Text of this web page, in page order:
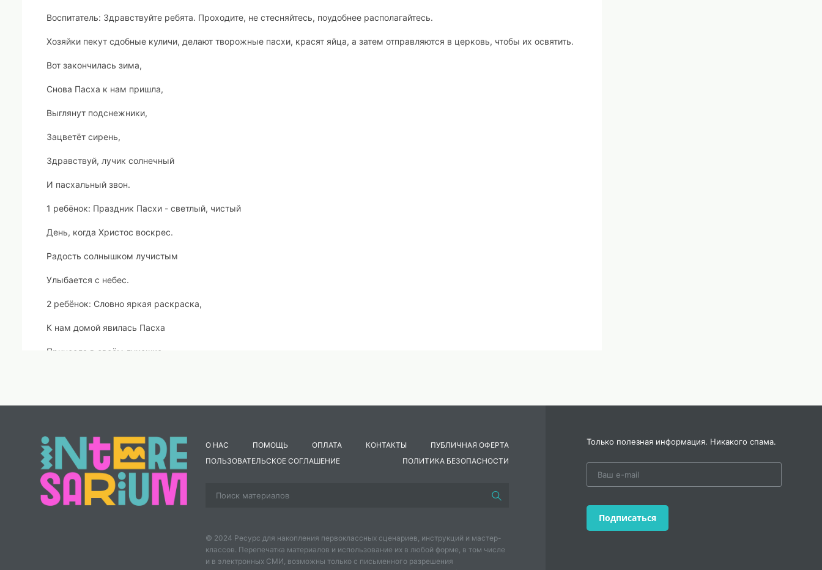
Воспитатель: Здравствуйте ребята. Проходите, не стесняйтесь, поудобнее располагайтесь.
Хозяйки пекут сдобные куличи, делают творожные пасхи, красят яйца, а затем отправляются в церковь, чтобы их освятить.
Вот закончилась зима,
Снова Пасха к нам пришла,
Выглянут подснежники,
Зацветёт сирень,
Здравствуй, лучик солнечный
И пасхальный звон.
1 ребёнок: Праздник Пасхи - светлый, чистый
День, когда Христос воскрес.
Радость солнышком лучистым
Улыбается с небес.
2 ребёнок: Словно яркая раскраска,
К нам домой явилась Пасха
Принесла в своём лукошке,
3 ребёнок: Пасха. Празднично кругом.
Чистотой сверкает дом.
Верба на столе и пасха.
: Как люблю я праздник Пасхи!
Приготовлюсь к четвергу - Бабушка яиц накрасит,
О НАС ПОМОЩЬ ОПЛАТА КОНТАКТЫ
ПУБЛИЧНАЯ ОФЕРТА
ПОЛЬЗОВАТЕЛЬСКОЕ СОГЛАШЕНИЕ
ПОЛИТИКА БЕЗОПАСНОСТИ
© 2024 Ресурс для накопления первоклассных сценариев, инструкций и мастер-
классов. Перепечатка материалов и использование их в любой форме, в том числе
и в электронных СМИ, возможны только с письменного разрешения
Только полезная информация. Никакого спама.
Подписаться